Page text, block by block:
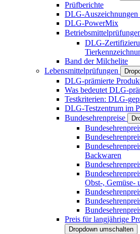
Prüfberichte
DLG-
DLG-PowerMix
DLG-
Band der Milchelite
Lebensmittelprüfungen
DLG-prämierte
Was bedeutet DLG-
Testkriterien: DLG-
DLG-Testzentrum im
Bundesehrenpreise
Backwaren
Obst-, Gemüse-
Preis für langjährige
Dropdown umschalten